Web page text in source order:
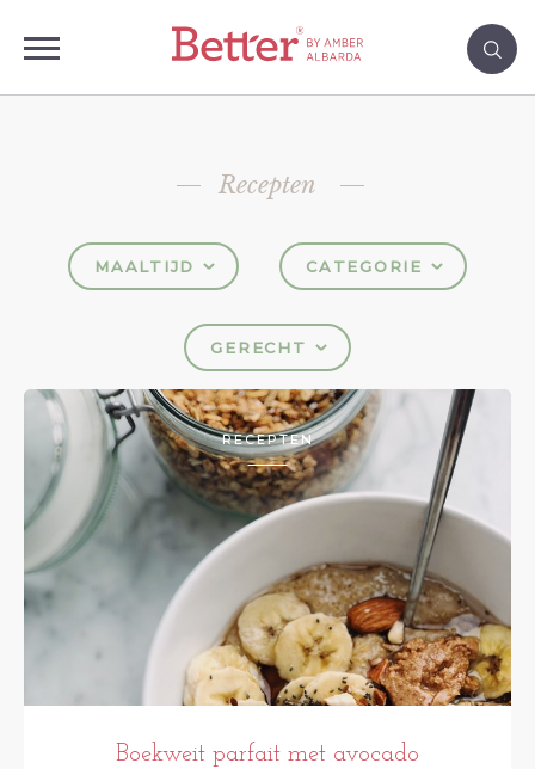
Recepten
MAALTIJD CATEGORIE
GERECHT
RECEPTEN
Boekweit parfait met avocado